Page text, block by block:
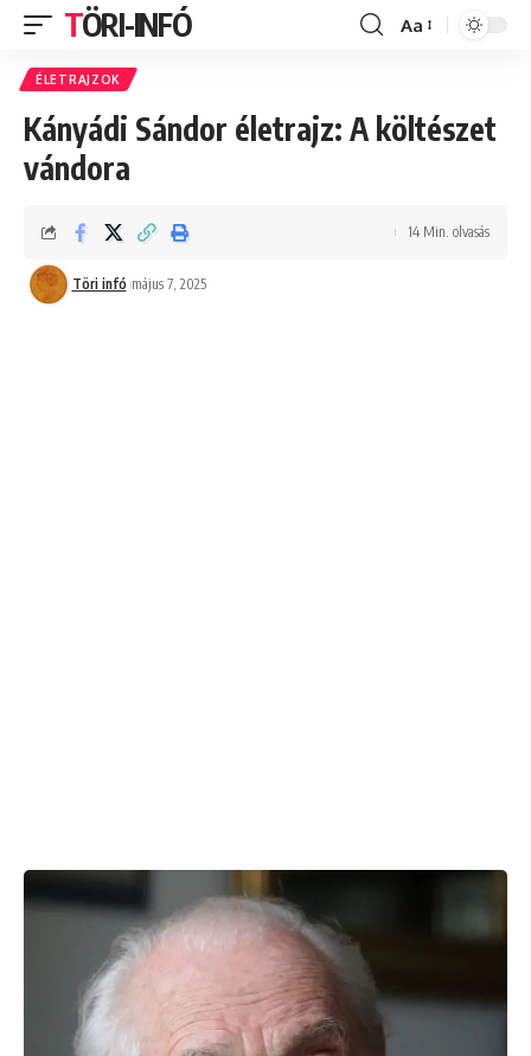
TÖRI-INFÓ
Font
Aa
ÉLETRAJZOK
Kányádi Sándor életrajz: A költészet
vándora
Töri infó május 7, 2025
14 Min. olvasás